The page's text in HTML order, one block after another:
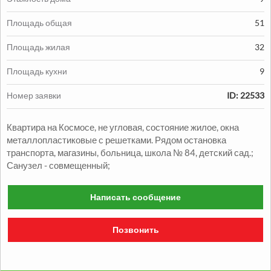
Продажа:
1330000грн.
Продажа Квартиры
2 комн. 48м2 Александровский р-н
Площадь общая 51
Площадь жилая 32
Площадь кухни 9
Номер заявки ID: 22533
Квартира на Космосе, не угловая, состояние жилое, окна
металлопластиковые с решетками. Рядом остановка
транспорта, магазины, больница, школа № 84, детский сад.;
Санузел - совмещенный;
Написать сообщение
Позвонить